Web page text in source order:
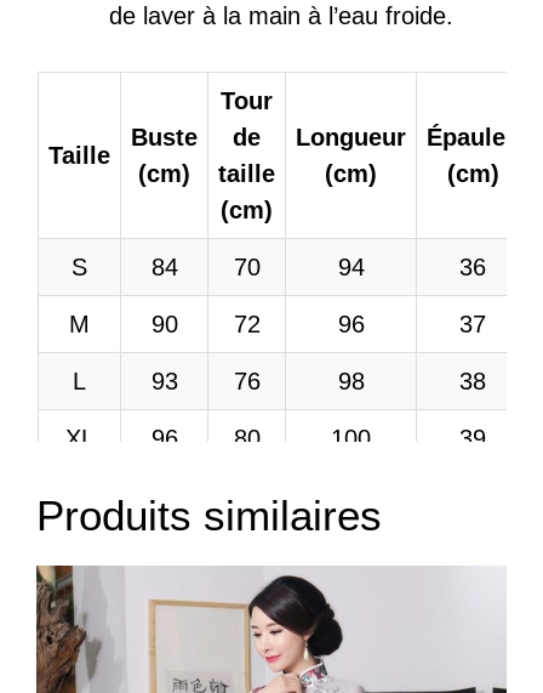
de laver à la main à l’eau froide.
Taille
Buste
(cm)
Tour
de
taille
(cm)
Longueur
(cm)
Épaules
(cm)
S 84 70 94 36
M 90 72 96 37
L 93 76 98 38
XL 96 80 100 39
100
Produits similaires